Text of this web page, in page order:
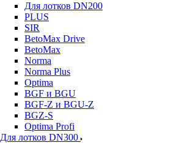
Для лотков DN200
PLUS
SIR
BetoMax Drive
BetoMax
Norma
Norma Plus
Optima
BGF и BGU
BGF-Z и BGU-Z
BGZ-S
Optima Profi
Для лотков DN300